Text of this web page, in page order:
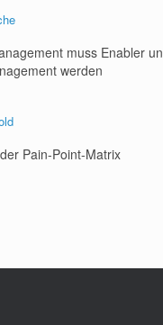
muss Enabler
werden
Pain-Point-Matrix